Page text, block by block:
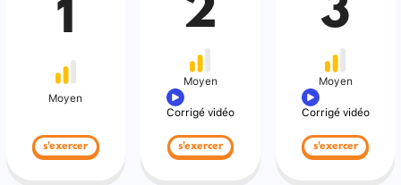
1
Moyen
s'exercer
2
Moyen
Corrigé vidéo
s'exercer
3
Moyen
Corrigé vidéo
s'exercer